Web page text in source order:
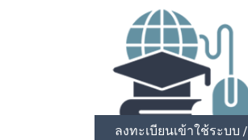
ลงทะเบียนเข้าใช้ระบบ /